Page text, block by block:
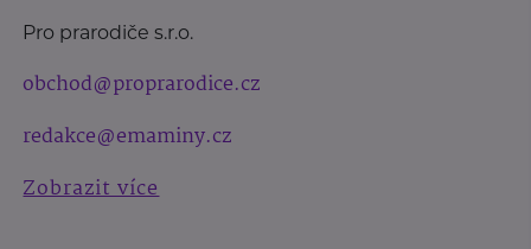
Pro prarodiče s.r.o.
obchod@proprarodice.cz
redakce@emaminy.cz
Zobrazit více